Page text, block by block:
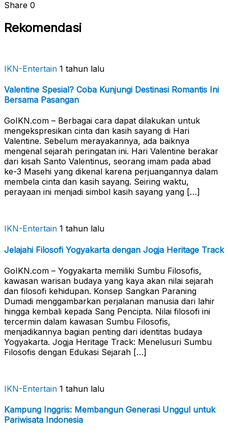
Share 0
Rekomendasi
IKN-Entertain 1 tahun lalu
Valentine Spesial? Coba Kunjungi Destinasi Romantis Ini
Bersama Pasangan
GoIKN.com – Berbagai cara dapat dilakukan untuk
mengekspresikan cinta dan kasih sayang di Hari
Valentine. Sebelum merayakannya, ada baiknya
mengenal sejarah peringatan ini. Hari Valentine berakar
dari kisah Santo Valentinus, seorang imam pada abad
ke-3 Masehi yang dikenal karena perjuangannya dalam
membela cinta dan kasih sayang. Seiring waktu,
perayaan ini menjadi simbol kasih sayang yang […]
IKN-Entertain 1 tahun lalu
Jelajahi Filosofi Yogyakarta dengan Jogja Heritage Track
GoIKN.com – Yogyakarta memiliki Sumbu Filosofis,
kawasan warisan budaya yang kaya akan nilai sejarah
dan filosofi kehidupan. Konsep Sangkan Paraning
Dumadi menggambarkan perjalanan manusia dari lahir
hingga kembali kepada Sang Pencipta. Nilai filosofi ini
tercermin dalam kawasan Sumbu Filosofis,
menjadikannya bagian penting dari identitas budaya
Yogyakarta. Jogja Heritage Track: Menelusuri Sumbu
Filosofis dengan Edukasi Sejarah […]
IKN-Entertain 1 tahun lalu
Kampung Inggris: Membangun Generasi Unggul untuk
Pariwisata Indonesia